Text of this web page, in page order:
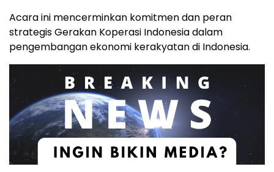
Acara ini mencerminkan komitmen dan peran
strategis Gerakan Koperasi Indonesia dalam
pengembangan ekonomi kerakyatan di Indonesia.